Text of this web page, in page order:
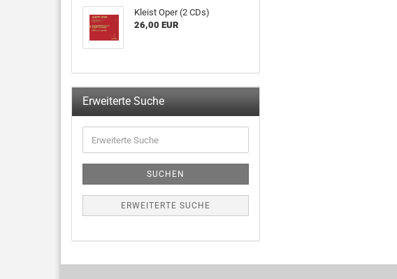
Kleist Oper (2 CDs)
26,00 EUR
Erweiterte Suche
SUCHEN
ERWEITERTE SUCHE